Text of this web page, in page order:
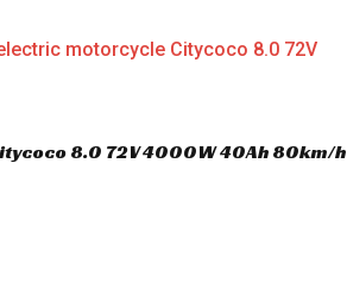
8.0 72V 4000W 40Ah 80km/h